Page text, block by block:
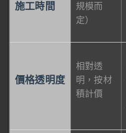
施工時間
規模而
定）
價格透明度
相對透
明，按材
積計價